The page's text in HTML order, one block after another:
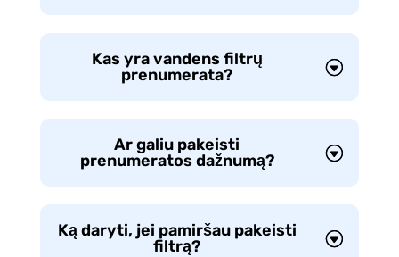
Kas yra vandens filtrų
prenumerata?
Ar galiu pakeisti
prenumeratos dažnumą?
Ką daryti, jei pamiršau pakeisti
filtrą?